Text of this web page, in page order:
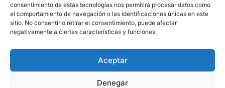
consentimiento de estas tecnologías nos permitirá procesar datos como
el comportamiento de navegación o las identificaciones únicas en este
sitio. No consentir o retirar el consentimiento, puede afectar
negativamente a ciertas características y funciones.
Aceptar
Denegar
986 243 432
608 867 074
recambiosdespiecetotal@gmail.com
Mi cuenta
Mi Cuenta